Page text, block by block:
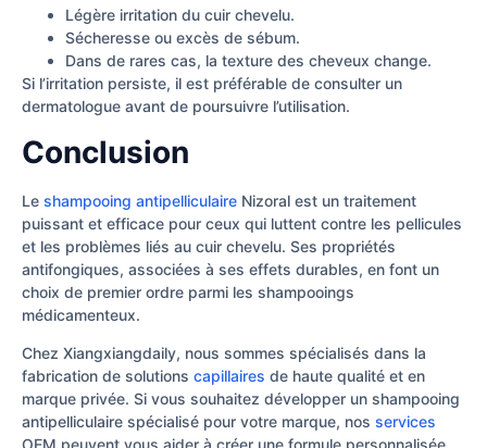
Légère irritation du cuir chevelu.
Sécheresse ou excès de sébum.
Dans de rares cas, la texture des cheveux change.
Si l’irritation persiste, il est préférable de consulter un
dermatologue avant de poursuivre l’utilisation.
Conclusion
Le shampooing antipelliculaire Nizoral est un traitement
puissant et efficace pour ceux qui luttent contre les pellicules
et les problèmes liés au cuir chevelu. Ses propriétés
antifongiques, associées à ses effets durables, en font un
choix de premier ordre parmi les shampooings
médicamenteux.
Chez Xiangxiangdaily, nous sommes spécialisés dans la
fabrication de solutions capillaires de haute qualité et en
marque privée. Si vous souhaitez développer un shampooing
antipelliculaire spécialisé pour votre marque, nos services